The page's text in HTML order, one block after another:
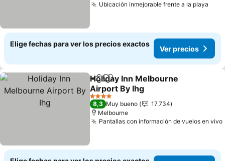
Ubicación inmejorable frente a la playa
Elige fechas para ver los precios exactos
Ver precios
CompartirAgregar a favoritos
Holiday Inn Melbourne
Airport By Ihg
Ver precios
4 Estrellas
8,3 Muy bueno
17.734
Melbourne
Pantallas con información de vuelos en vivo